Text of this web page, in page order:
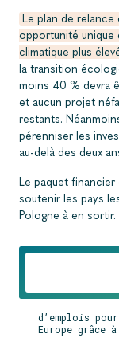
Le plan de relance
opportunité unique
climatique plus
la transition
moins 40 % devra
et aucun projet
restants.
pérenniser les
au-delà des deux
Le paquet
soutenir les pays
Pologne à en sortir.
d’emplois
Europe grâce